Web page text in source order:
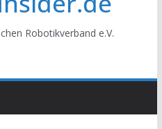
Robotikverband e.V.